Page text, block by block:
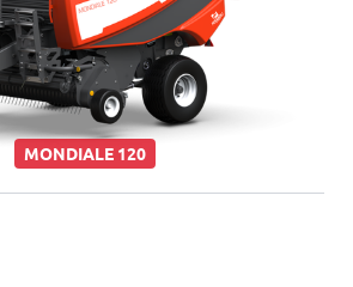
MONDIALE 120